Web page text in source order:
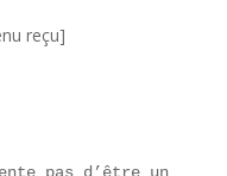
reçu]
pas d’être un